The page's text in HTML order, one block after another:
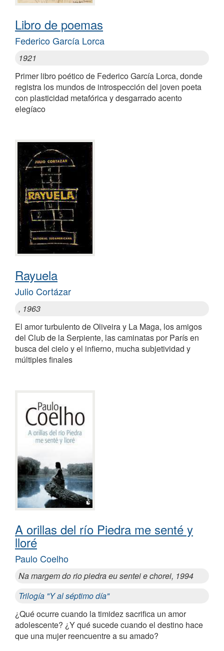
Libro de poemas
Federico García Lorca
1921
Primer libro poético de Federico García Lorca, donde
registra los mundos de introspección del joven poeta
con plasticidad metafórica y desgarrado acento
elegíaco
Rayuela
Julio Cortázar
, 1963
El amor turbulento de Oliveira y La Maga, los amigos
del Club de la Serpiente, las caminatas por París en
busca del cielo y el infierno, mucha subjetividad y
múltiples finales
A orillas del río Piedra me senté y
lloré
Paulo Coelho
Na margem do rio piedra eu sentei e chorei, 1994
Trilogía "Y al séptimo día"
¿Qué ocurre cuando la timidez sacrifica un amor
adolescente? ¿Y qué sucede cuando el destino hace
que una mujer reencuentre a su amado?